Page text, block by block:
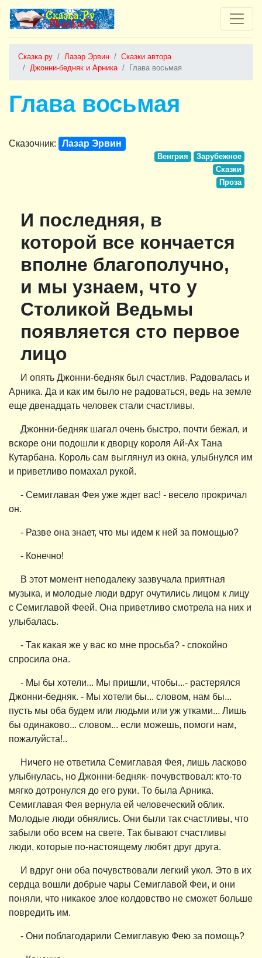
Сказка.ру Лазар Эрвин
Сказки автора
Джонни-бедняк и Арника
Глава восьмая
Глава восьмая
Сказочник: Лазар Эрвин
Венгрия
Зарубежное
Сказки
Проза
И последняя, в
которой все кончается
вполне благополучно,
и мы узнаем, что у
Столикой Ведьмы
появляется сто первое
лицо
И опять Джонни-бедняк был счастлив. Радовалась и
Арника. Да и как им было не радоваться, ведь на земле
еще двенадцать человек стали счастливы.
Джонни-бедняк шагал очень быстро, почти бежал, и
вскоре они подошли к дворцу короля Ай-Ах Тана
Кутарбана. Король сам выглянул из окна, улыбнулся им
и приветливо помахал рукой.
- Семиглавая Фея уже ждет вас! - весело прокричал
он.
- Разве она знает, что мы идем к ней за помощью?
- Конечно!
В этот момент неподалеку зазвучала приятная
музыка, и молодые люди вдруг очутились лицом к лицу
с Семиглавой Феей. Она приветливо смотрела на них и
улыбалась.
- Так какая же у вас ко мне просьба? - спокойно
спросила она.
- Мы бы хотели... Мы пришли, чтобы...- растерялся
Джонни-бедняк. - Мы хотели бы... словом, нам бы...
пусть мы оба будем или людьми или уж утками... Лишь
бы одинаково... словом... если можешь, помоги нам,
пожалуйста!..
Ничего не ответила Семиглавая Фея, лишь ласково
улыбнулась, но Джонни-бедняк- почувствовал: кто-то
мягко дотронулся до его руки. То была Арника.
Семиглавая Фея вернула ей человеческий облик.
Молодые люди обнялись. Они были так счастливы, что
забыли обо всем на свете. Так бывают счастливы
люди, которые по-настоящему любят друг друга.
И вдруг они оба почувствовали легкий укол. Это в их
сердца вошли добрые чары Семиглавой Феи, и они
поняли, что никакое злое колдовство не сможет больше
повредить им.
- Они поблагодарили Семиглавую Фею за помощь?